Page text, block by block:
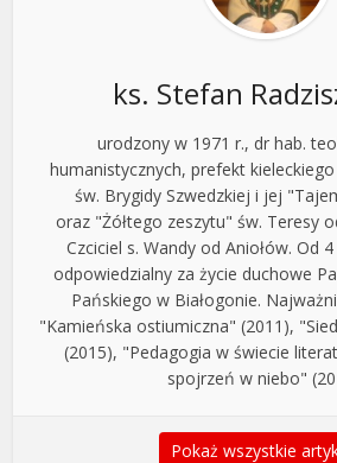
ks. Stefan
urodzony w 1971 r., dr hab.
humanistycznych, prefekt
św. Brygidy Szwedzkiej i jej
oraz "Żółtego zeszytu" św. Teresy
Czciciel s. Wandy od Aniołów. Od
odpowiedzialny za życie duchowe
Pańskiego w Białogonie.
"Kamieńska ostiumiczna" (2011),
(2015), "Pedagogia w świecie
spojrzeń w niebo"
Pokaż wszystkie